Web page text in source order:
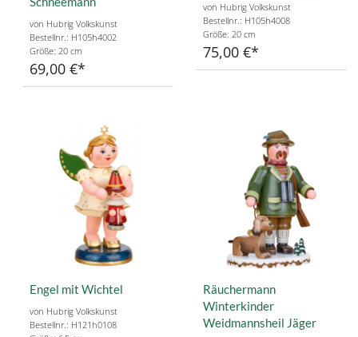
von Hubrig Volkskunst
Bestellnr.: H105h4002
Größe: 20 cm
69,00 €
von Hubrig Volkskunst
Bestellnr.: H105h4008
Größe: 20 cm
75,00 €
Engel mit Wichtel
von Hubrig Volkskunst
Bestellnr.: H121h0108
Räuchermann
Winterkinder
Weidmannsheil Jäger